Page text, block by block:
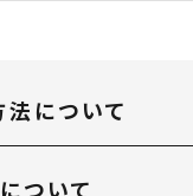
について
ついて